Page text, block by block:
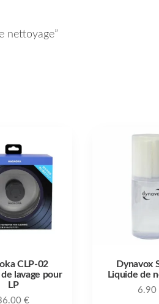
nettoyage”
CLP-02
lavage pour
LP
€
Dynavox
Liquide de
6.90